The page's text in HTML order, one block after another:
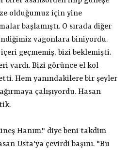
olduğumuz için yine
başlamıştı. O sırada diğer
vagonlara biniyordu.
geçmemiş, bizi beklemişti.
vardı. Bizi görünce el kol
Hem yanındakilere bir şeyler
çalışıyordu. Hasan
Hanım." diye beni takdim
Usta'ya çevirdi başını. "Bu